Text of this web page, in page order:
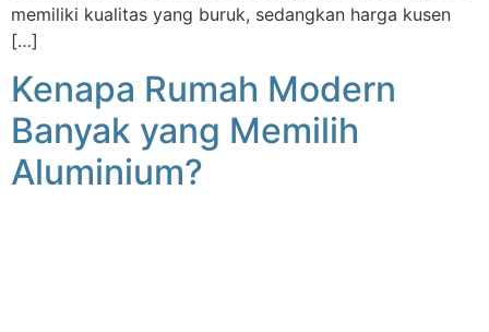
memiliki kualitas yang buruk, sedangkan harga kusen
[…]
Kenapa Rumah Modern
Banyak yang Memilih
Aluminium?